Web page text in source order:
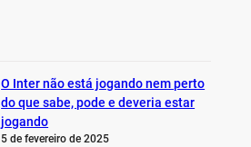
O Inter não está jogando nem perto
do que sabe, pode e deveria estar
jogando
5 de fevereiro de 2025